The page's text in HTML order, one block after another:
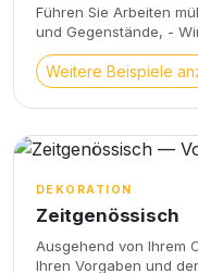
Führen Sie Arbeiten
und Gegenstände, -
das Licht aus, - Wir
Wir verbessern die
Weitere Beispiele
DEKORATION
Zeitgenössisch
Ausgehend von Ihrem
Ihren Vorgaben und